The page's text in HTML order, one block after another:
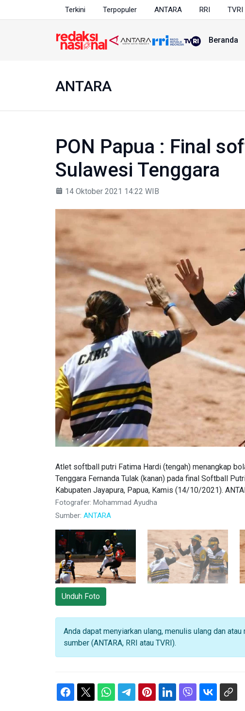
Terkini Terpopuler ANTARA RRI TVRI
Beranda
ANTARA
PON Papua : Final
Sulawesi Tenggara
14 Oktober 2021 14:22 WIB
Atlet softball putri Fatima Hardi (tengah) menangkap
Tenggara Fernanda Tulak (kanan) pada final Softball
Kabupaten Jayapura, Papua, Kamis (14/10/2021).
Fotografer: Mohammad Ayudha
Sumber: ANTARA
Unduh Foto
Anda dapat menyiarkan ulang, menulis ulang dan
sumber (ANTARA, RRI atau TVRI).